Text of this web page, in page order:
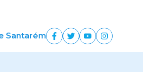
Santarém